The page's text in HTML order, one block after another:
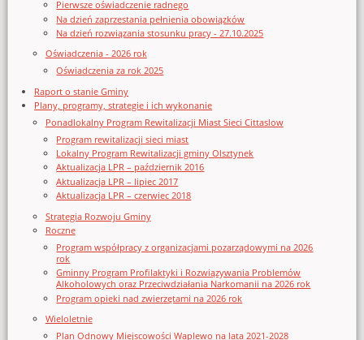
Pierwsze oświadczenie radnego
Na dzień zaprzestania pełnienia obowiązków
Na dzień rozwiązania stosunku pracy - 27.10.2025
Oświadczenia - 2026 rok
Oświadczenia za rok 2025
Raport o stanie Gminy
Plany, programy, strategie i ich wykonanie
Ponadlokalny Program Rewitalizacji Miast Sieci Cittaslow
Program rewitalizacji sieci miast
Lokalny Program Rewitalizacji gminy Olsztynek
Aktualizacja LPR – październik 2016
Aktualizacja LPR – lipiec 2017
Aktualizacja LPR – czerwiec 2018
Strategia Rozwoju Gminy
Roczne
Program współpracy z organizacjami pozarządowymi na 2026
rok
Gminny Program Profilaktyki i Rozwiązywania Problemów
Alkoholowych oraz Przeciwdziałania Narkomanii na 2026 rok
Program opieki nad zwierzętami na 2026 rok
Wieloletnie
Plan Odnowy Miejscowości Waplewo na lata 2021-2028